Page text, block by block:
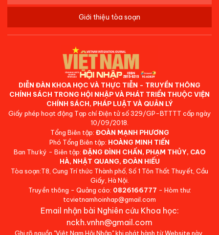
Giới thiệu tòa soạn
DIỄN ĐÀN KHOA HỌC VÀ THỰC TIỄN - TRUYỀN THÔNG
CHÍNH SÁCH TRONG HỘI NHẬP VÀ PHÁT TRIỂN THUỘC VIỆN
CHÍNH SÁCH, PHÁP LUẬT VÀ QUẢN LÝ
Giấy phép hoạt động Tạp chí Điện tử số 329/GP-BTTTT cấp ngày
10/09/2018.
Tổng Biên tập: ĐOÀN MẠNH PHƯƠNG
Phó Tổng Biên tập: HOÀNG MINH TIẾN
Ban Thư ký - Biên tập: ĐẶNG ĐÌNH CHẤN, PHẠM THỦY, CAO
HÀ, NHẬT QUANG, ĐOÀN HIẾU
Tòa soạn:T8, Cung Trí thức Thành phố, Số 1 Tôn Thất Thuyết, Cầu
Giấy, Hà Nội.
Truyền thông - Quảng cáo: 0826166777 - Hòm thư:
tcvietnamhoinhap@gmail.com
Email nhận bài Nghiên cứu Khoa học:
nckh.vnhn@gmail.com
Ghi rõ nguồn "Việt Nam Hội Nhập" khi phát hành từ Website này.